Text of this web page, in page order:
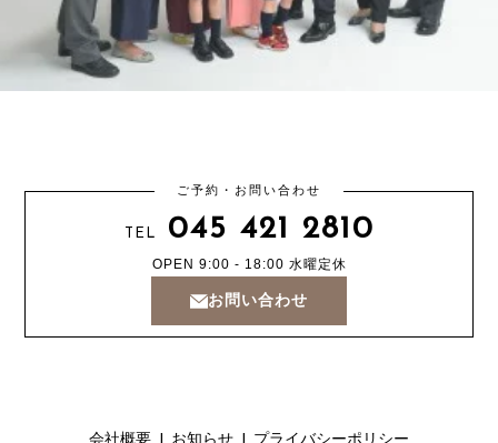
ご予約・お問い合わせ
TEL 045 421 2810
OPEN 9:00 - 18:00 水曜定休
お問い合わせ